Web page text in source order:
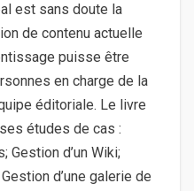
est sans doute la
de contenu actuelle
puisse être
en charge de la
éditoriale. Le livre
études de cas :
Gestion d’un Wiki;
d’une galerie de